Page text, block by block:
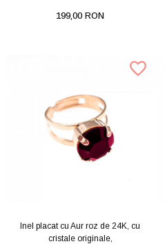
199,00 RON
Inel placat cu Aur roz de 24K, cu
cristale originale,